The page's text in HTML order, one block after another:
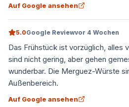
Auf Google ansehen
5.0Google Reviewvor 4 Wochen
Das Frühstück ist vorzüglich, alles
sind nicht gering, aber gehen
wunderbar. Die Merguez-Würste
Außenbereich.
Auf Google ansehen